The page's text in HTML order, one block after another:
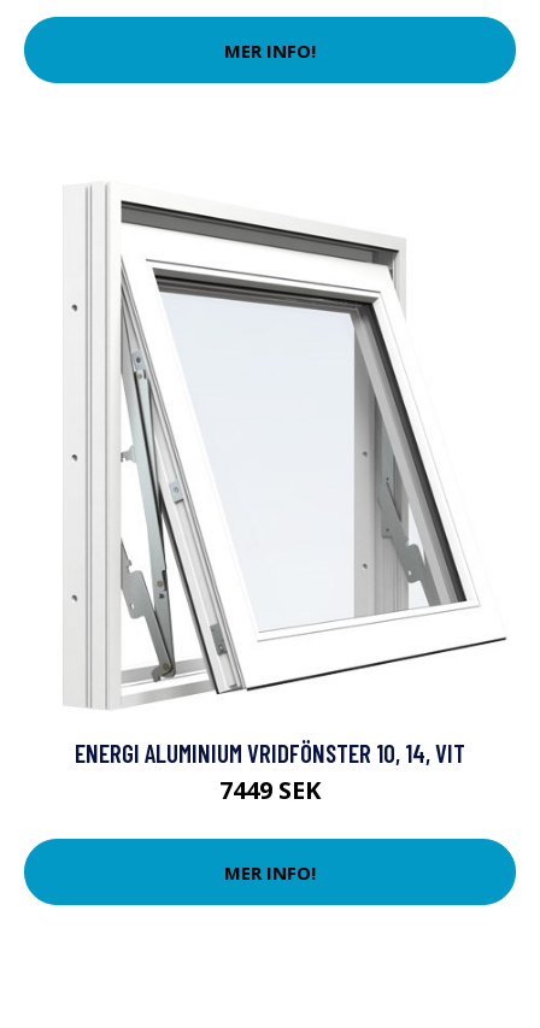
MER INFO!
ENERGI ALUMINIUM VRIDFÖNSTER 10, 14, VIT
7449 SEK
MER INFO!